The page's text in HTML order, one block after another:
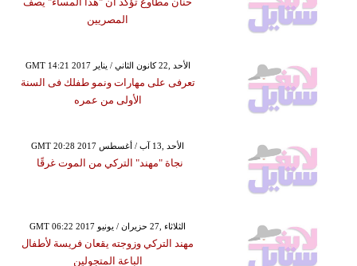
المصريين
GMT 14:21 2017 الأحد ,22 كانون الثاني / يناير
تعرفى على مهارات ونمو طفلك فى السنة
الأولى من عمره
GMT 20:28 2017 الأحد ,13 آب / أغسطس
نجاة "مهند" التركي من الموت غرقًا
GMT 06:22 2017 الثلاثاء ,27 حزيران / يونيو
مهند التركي وزوجته يقعان فريسة لأطفال
الباعة المتجولين